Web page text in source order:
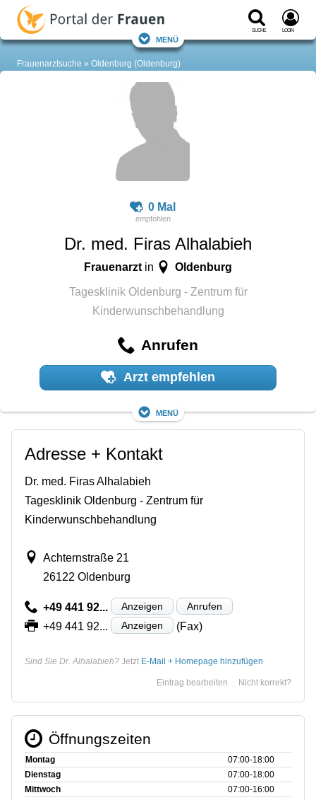
Suche Login
Menü
Frauenarztsuche Oldenburg (Oldenburg)
0 Mal
Dr. med. Firas Alhalabieh
Frauenarzt in Oldenburg
Tagesklinik Oldenburg - Zentrum für
Kinderwunschbehandlung
Anrufen
Arzt empfehlen
Menü
Adresse + Kontakt
Dr. med. Firas Alhalabieh
Tagesklinik Oldenburg - Zentrum für
Kinderwunschbehandlung
Achternstraße 21
26122 Oldenburg
+49 441 92... Anzeigen Anrufen
+49 441 92... Anzeigen (Fax)
Sind Sie Dr. Alhalabieh? Jetzt E-Mail + Homepage hinzufügen
Nicht korrekt?
Eintrag bearbeiten
Öffnungszeiten
Montag
07:00‑18:00
Dienstag
07:00‑18:00
Mittwoch
07:00‑16:00